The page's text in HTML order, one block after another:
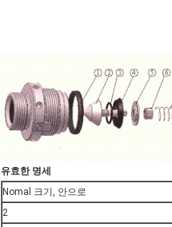
유효한 명세
Nomal 크기, 안으로
2